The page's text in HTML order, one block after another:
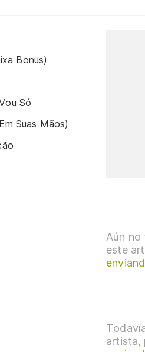
Bonus)
Só
Suas Mãos)
Aún no
este
artista,